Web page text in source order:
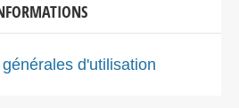
d'utilisation